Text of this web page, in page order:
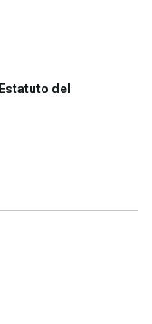
Estatuto del